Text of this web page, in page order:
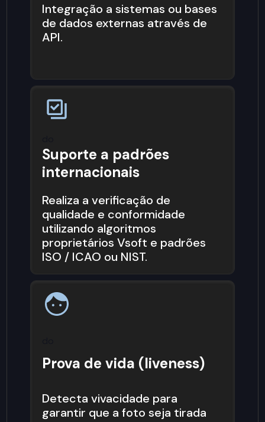
Integração a sistemas ou bases
de dados externas através de
API.
Suporte a padrões
internacionais
Realiza a verificação de
qualidade e conformidade
utilizando algoritmos
proprietários Vsoft e padrões
ISO / ICAO ou NIST.
Prova de vida (liveness)
Detecta vivacidade para
garantir que a foto seja tirada